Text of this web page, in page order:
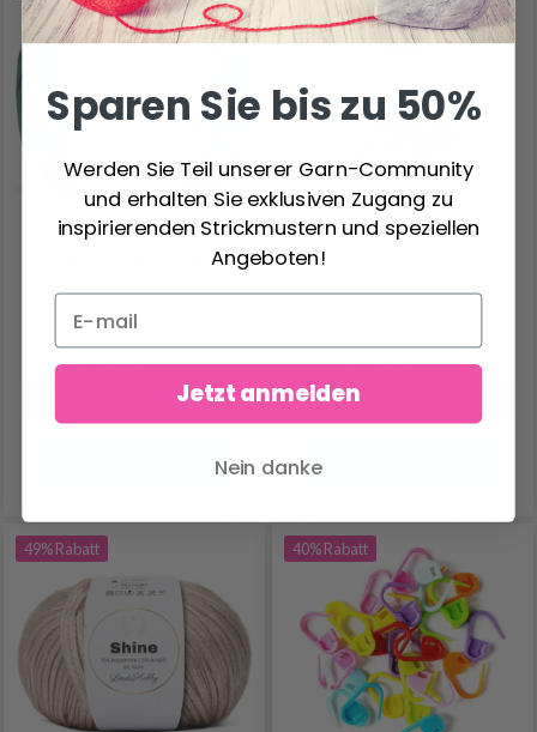
LINDEHOBBY MIRA
1.90 €3.80 €
Angebot bis 31/08/2026
Alle Optionen ansehen
3.25 €4.99 €
Angebot bis 31/08/2026
Alle Optionen ansehen
49% Rabatt 40% Rabatt
Sparen Sie bis zu 50%
Werden Sie Teil unserer Garn-Community
und erhalten Sie exklusiven Zugang zu
inspirierenden Strickmustern und speziellen
Angeboten!
Jetzt anmelden
Nein danke